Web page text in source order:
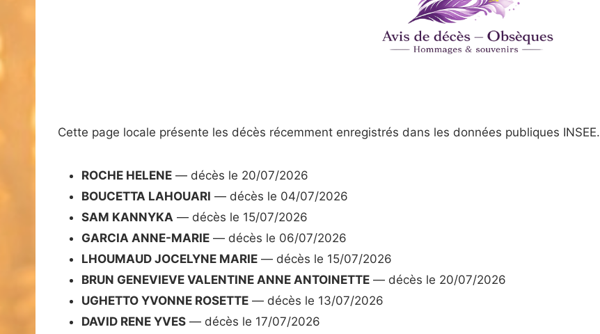
Cette page locale présente les décès récemment enregistrés dans les données publiques INSEE.
ROCHE HELENE — décès le 20/07/2026
BOUCETTA LAHOUARI — décès le 04/07/2026
SAM KANNYKA — décès le 15/07/2026
GARCIA ANNE-MARIE — décès le 06/07/2026
LHOUMAUD JOCELYNE MARIE — décès le 15/07/2026
BRUN GENEVIEVE VALENTINE ANNE ANTOINETTE — décès le 20/07/2026
UGHETTO YVONNE ROSETTE — décès le 13/07/2026
DAVID RENE YVES — décès le 17/07/2026